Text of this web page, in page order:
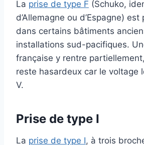
La prise de type F (Schuko,
d’Allemagne ou d’Espagne)
dans certains bâtiments
installations sud-pacifiques.
française y rentre partiellement,
reste hasardeux car le voltage
V.
Prise de type I
La prise de type I, à trois